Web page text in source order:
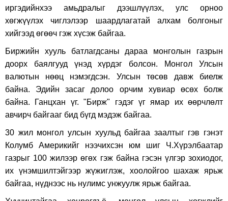
иргэдийнхээ амьдралыг дээшлүүлэх, улс орноо
хөгжүүлэх чиглэлээр шаардлагатай алхам болгоныг
хийгээд өгөөч гэж хүсэж байгаа.
Биржийн хууль батлагдсаны дараа монголын газрын
доорх баялгууд үнэд хүрдэг болсон. Монгол Улсын
валютын нөөц нэмэгдсэн. Улсын төсөв давж биелж
байна. Эдийн засаг долоо орчим хувиар өсөх болж
байна. Ганцхан үг. "Бирж" гэдэг үг ямар их өөрчлөлт
авчирч байгааг бид бүгд мэдэж байгаа.
30 жил монгол улсын хуульд байгаа заалтыг гэв гэнэт
Колумб Америкийг нээчихсэн юм шиг Ч.Хүрэлбаатар
газрыг 100 жилээр өгөх гэж байна гэсэн үлгэр зохиодог,
их үнэмшилтэйгээр жүжиглэж, хоолойгоо шахаж ярьж
байгаа, нүднээс нь нулимс унжуулж ярьж байгаа.